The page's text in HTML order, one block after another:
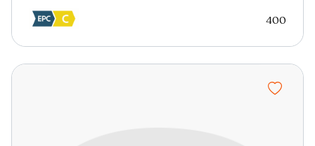
400